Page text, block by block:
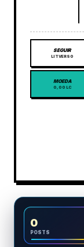
SEGUIR
LITVERSO
MOEDA
0,00 LC
0
POSTS